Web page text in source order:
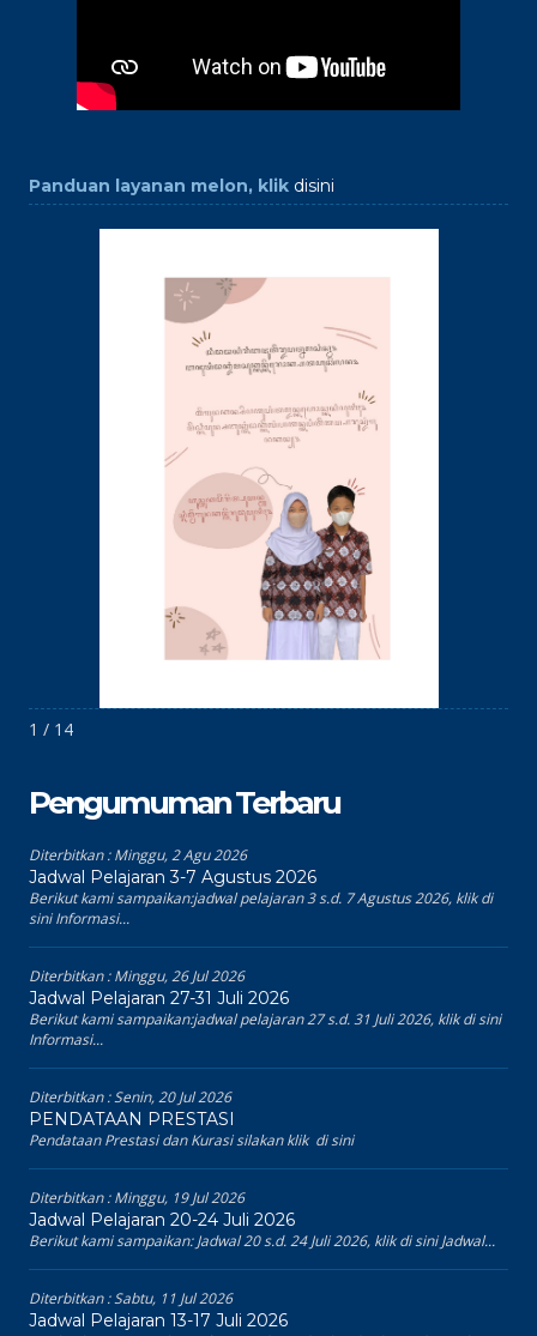
Panduan layanan melon, klik disini
1 / 14
Pengumuman Terbaru
Diterbitkan :Minggu, 2 Agu 2026
Jadwal Pelajaran 3-7 Agustus 2026
Berikut kami sampaikan:jadwal pelajaran 3 s.d. 7 Agustus 2026, klik di
sini Informasi...
Diterbitkan :Minggu, 26 Jul 2026
Jadwal Pelajaran 27-31 Juli 2026
Berikut kami sampaikan:jadwal pelajaran 27 s.d. 31 Juli 2026, klik di sini
Informasi...
Diterbitkan :Senin, 20 Jul 2026
PENDATAAN PRESTASI
Pendataan Prestasi dan Kurasi silakan klik di sini
Diterbitkan :Minggu, 19 Jul 2026
Jadwal Pelajaran 20-24 Juli 2026
Berikut kami sampaikan: Jadwal 20 s.d. 24 Juli 2026, klik di sini Jadwal...
Diterbitkan :Sabtu, 11 Jul 2026
Jadwal Pelajaran 13-17 Juli 2026